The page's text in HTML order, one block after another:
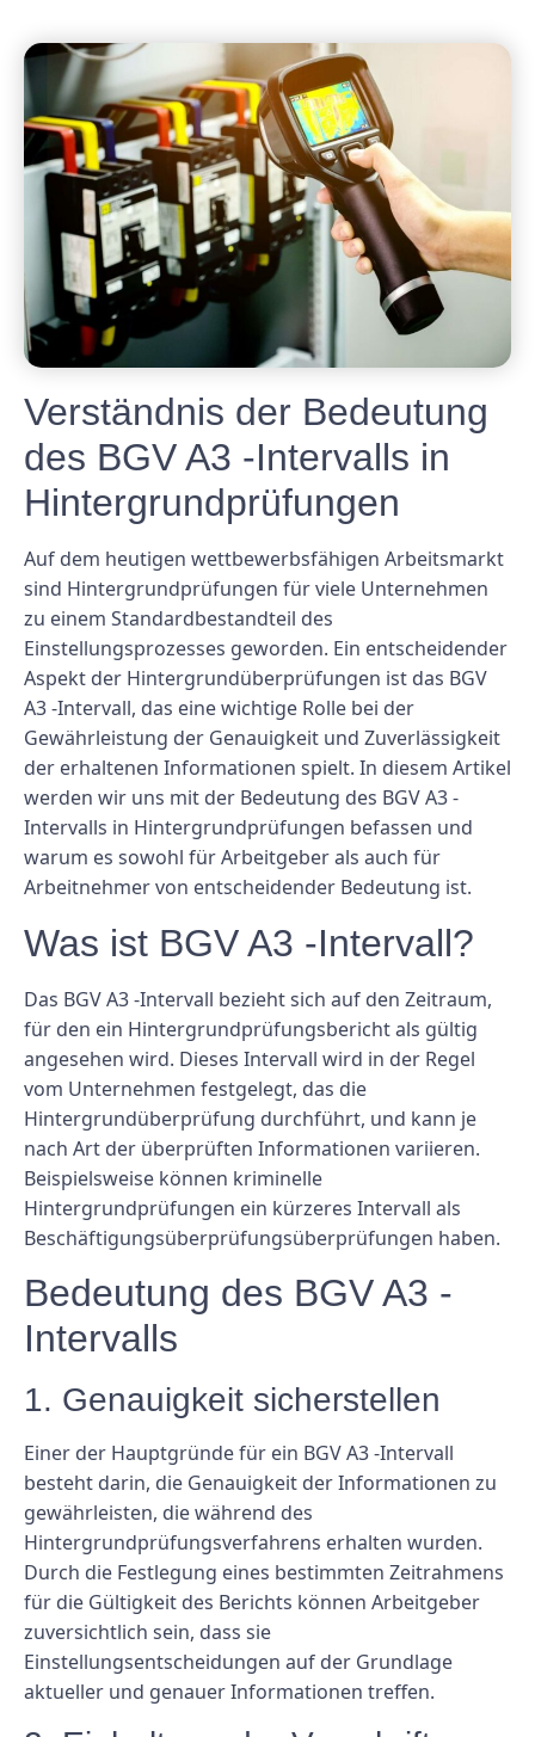
Verständnis der Bedeutung
des BGV A3 -Intervalls in
Hintergrundprüfungen
Auf dem heutigen wettbewerbsfähigen Arbeitsmarkt
sind Hintergrundprüfungen für viele Unternehmen
zu einem Standardbestandteil des
Einstellungsprozesses geworden. Ein entscheidender
Aspekt der Hintergrundüberprüfungen ist das BGV
A3 -Intervall, das eine wichtige Rolle bei der
Gewährleistung der Genauigkeit und Zuverlässigkeit
der erhaltenen Informationen spielt. In diesem Artikel
werden wir uns mit der Bedeutung des BGV A3 -
Intervalls in Hintergrundprüfungen befassen und
warum es sowohl für Arbeitgeber als auch für
Arbeitnehmer von entscheidender Bedeutung ist.
Was ist BGV A3 -Intervall?
Das BGV A3 -Intervall bezieht sich auf den Zeitraum,
für den ein Hintergrundprüfungsbericht als gültig
angesehen wird. Dieses Intervall wird in der Regel
vom Unternehmen festgelegt, das die
Hintergrundüberprüfung durchführt, und kann je
nach Art der überprüften Informationen variieren.
Beispielsweise können kriminelle
Hintergrundprüfungen ein kürzeres Intervall als
Beschäftigungsüberprüfungsüberprüfungen haben.
Bedeutung des BGV A3 -
Intervalls
1. Genauigkeit sicherstellen
Einer der Hauptgründe für ein BGV A3 -Intervall
besteht darin, die Genauigkeit der Informationen zu
gewährleisten, die während des
Hintergrundprüfungsverfahrens erhalten wurden.
Durch die Festlegung eines bestimmten Zeitrahmens
für die Gültigkeit des Berichts können Arbeitgeber
zuversichtlich sein, dass sie
Einstellungsentscheidungen auf der Grundlage
aktueller und genauer Informationen treffen.